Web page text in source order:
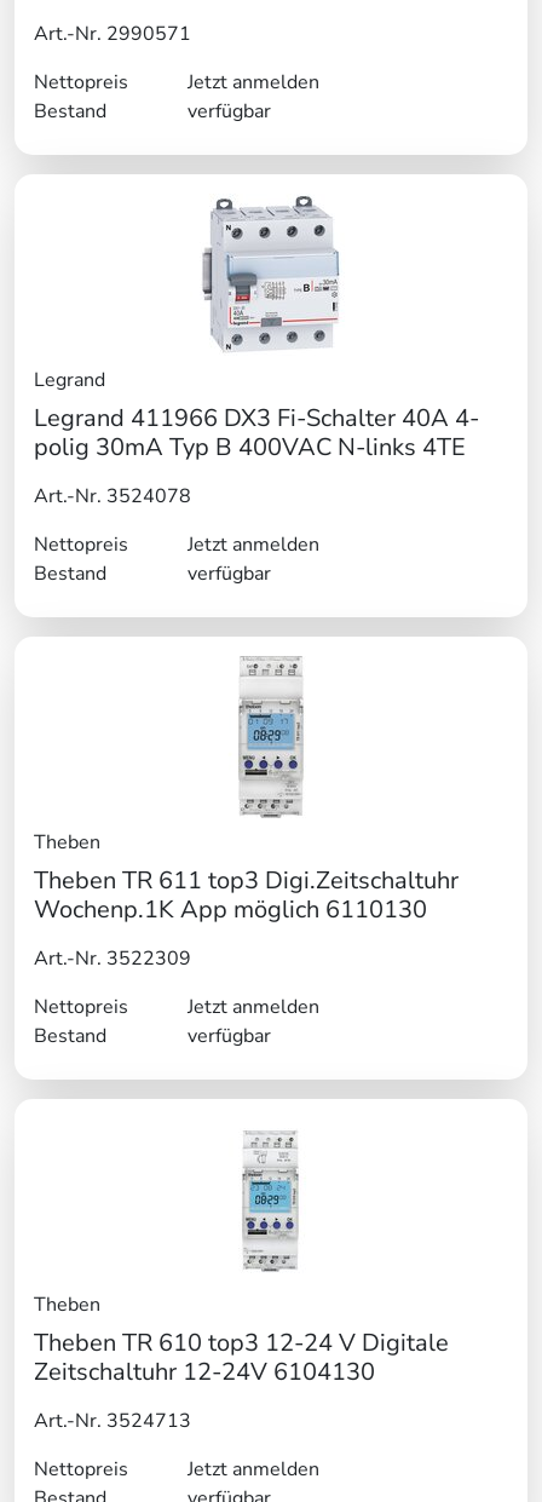
Art.-Nr. 2990571
Nettopreis
Jetzt anmelden
Bestand
verfügbar
Legrand
Legrand 411966 DX3 Fi-Schalter 40A 4-
polig 30mA Typ B 400VAC N-links 4TE
Art.-Nr. 3524078
Nettopreis
Jetzt anmelden
Bestand
verfügbar
Theben
Theben TR 611 top3 Digi.Zeitschaltuhr
Wochenp.1K App möglich 6110130
Art.-Nr. 3522309
Nettopreis
Jetzt anmelden
Bestand
verfügbar
Theben
Theben TR 610 top3 12-24 V Digitale
Zeitschaltuhr 12-24V 6104130
Art.-Nr. 3524713
Nettopreis
Jetzt anmelden